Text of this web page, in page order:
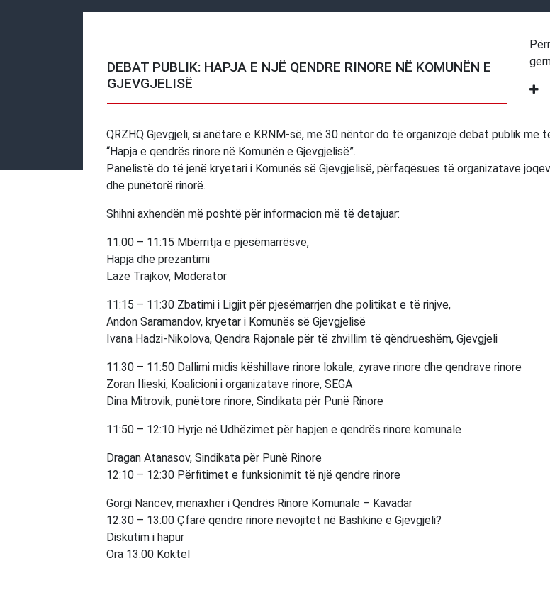
DEBAT PUBLIK: HAPJA E NJË QENDRE RINORE NË KOMUNËN E
GJEVGJELISË
QRZHQ Gjevgjeli, si anëtare e KRNM-së, më 30 nëntor do të organizojë debat publik me
“Hapja e qendrës rinore në Komunën e Gjevgjelisë”.
Panelistë do të jenë kryetari i Komunës së Gjevgjelisë, përfaqësues të organizatave
dhe punëtorë rinorë.
Shihni axhendën më poshtë për informacion më të detajuar:
11:00 – 11:15 Mbërritja e pjesëmarrësve,
Hapja dhe prezantimi
Laze Trajkov, Moderator
11:15 – 11:30 Zbatimi i Ligjit për pjesëmarrjen dhe politikat e të rinjve,
Andon Saramandov, kryetar i Komunës së Gjevgjelisë
Ivana Hadzi-Nikolova, Qendra Rajonale për të zhvillim të qëndrueshëm, Gjevgjeli
11:30 – 11:50 Dallimi midis këshillave rinore lokale, zyrave rinore dhe qendrave rinore
Zoran Ilieski, Koalicioni i organizatave rinore, SEGA
Dina Mitrovik, punëtore rinore, Sindikata për Punë Rinore
11:50 – 12:10 Hyrje në Udhëzimet për hapjen e qendrës rinore komunale
Dragan Atanasov, Sindikata për Punë Rinore
12:10 – 12:30 Përfitimet e funksionimit të një qendre rinore
Gorgi Nancev, menaxher i Qendrës Rinore Komunale – Kavadar
12:30 – 13:00 Çfarë qendre rinore nevojitet në Bashkinë e Gjevgjeli?
Diskutim i hapur
Ora 13:00 Koktel